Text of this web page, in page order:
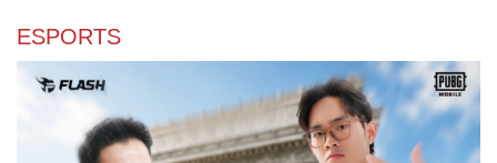
Nhi khoa
Nam khoa
Làm đẹp - giảm cân
Phòng mạch online
Ăn sạch sống khỏe
ESPORTS